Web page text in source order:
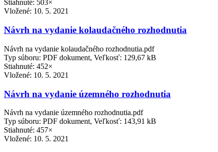
Stiahnuté: 503×
Vložené: 10. 5. 2021
Návrh na vydanie kolaudačného rozhodnutia
Návrh na vydanie kolaudačného rozhodnutia.pdf
Typ súboru: PDF dokument, Veľkosť: 129,67 kB
Stiahnuté: 452×
Vložené: 10. 5. 2021
Návrh na vydanie územného rozhodnutia
Návrh na vydanie územného rozhodnutia.pdf
Typ súboru: PDF dokument, Veľkosť: 143,91 kB
Stiahnuté: 457×
Vložené: 10. 5. 2021